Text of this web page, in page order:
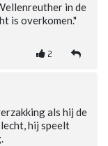
in de
is overkomen."
2
als hij de
hij speelt